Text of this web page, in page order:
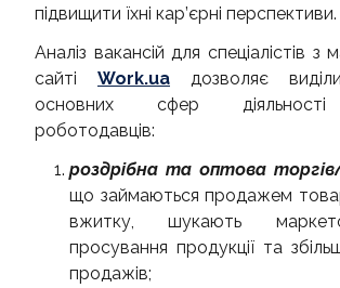
підвищити їхні кар’єрні перспективи.
Аналіз вакансій для спеціалістів з
сайті Work.ua дозволяє
основних сфер діяльності
роботодавців:
роздрібна та оптова
що займаються продажем
вжитку, шукають
просування продукції та
продажів;